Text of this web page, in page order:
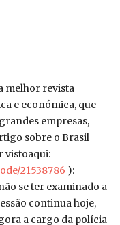
melhor revista
e económica, que
empresas,
sobre o Brasil
vistoaqui:
21538786 ):
se ter examinado a
continua hoje,
a cargo da polícia